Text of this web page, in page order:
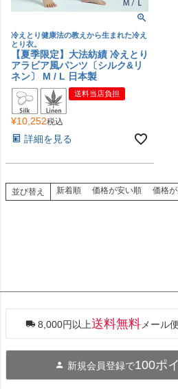
冷えとり健康法の教えから生まれた冷え
とり衣。
【夏季限定】大法紡績 冷えとり
アラビア風パンツ〔シルク&リ
ネン〕 M / L 日本製
送料当店負担
¥10,252税込
詳細を見る
並び替え 新着順 価格が安い順 価格
8,000円以上送料無料 メール
新規会員登録で100ポ